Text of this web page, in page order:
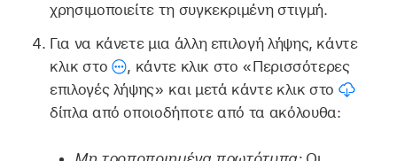
χρησιμοποιείτε τη συγκεκριμένη στιγμή.
Για να κάνετε μια άλλη επιλογή λήψης, κάντε
κλικ στο
, κάντε κλικ στο «Περισσότερες
επιλογές λήψης» και μετά κάντε κλικ στο
δίπλα από οποιοδήποτε από τα ακόλουθα: